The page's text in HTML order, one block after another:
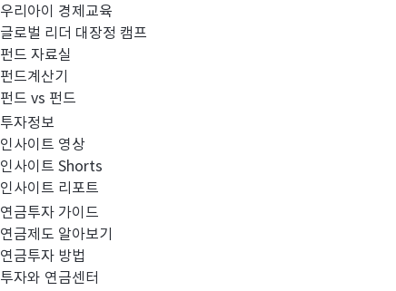
우리아이 경제교육
글로벌 리더 대장정 캠프
펀드 자료실
펀드계산기
펀드 vs 펀드
투자정보
인사이트 영상
인사이트 Shorts
인사이트 리포트
연금투자 가이드
연금제도 알아보기
연금투자 방법
투자와 연금센터
경영공시
사외이사 활동내역 공시